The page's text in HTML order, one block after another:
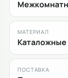
МАТЕРИАЛ
ПОСТАВКА